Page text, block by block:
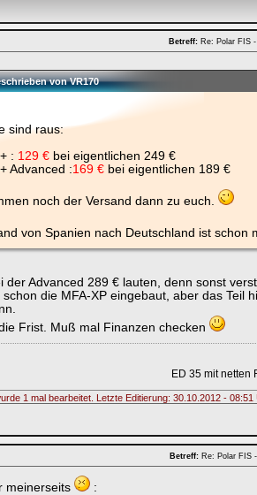
Betreff: Re: Polar FIS
von VR170
sind raus:
: 129 € bei eigentlichen 249 €
Advanced :169 € bei eigentlichen 189 €
noch der Versand dann zu euch.
von Spanien nach Deutschland ist
der Advanced 289 € lauten, denn sonst
schon die MFA-XP eingebaut, aber das
Frist. Muß mal Finanzen checken
ED 35 mit netten
1 mal bearbeitet. Letzte Editierung: 30.10.2012 - 08:51
Betreff: Re: Polar FIS
meinerseits
: